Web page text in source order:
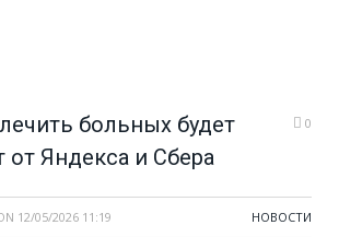
больных будет
от Яндекса и Сбера
0
12/05/2026 11:19 НОВОСТИ